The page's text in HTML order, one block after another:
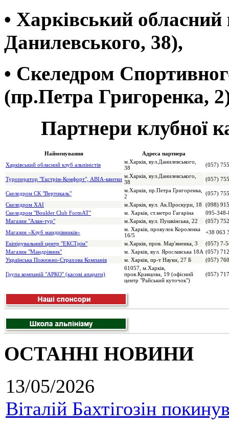
• Харківський обласний
Данилевського, 38),
• Скеледром
(пр.Петра Григоренка,
Партнери клубної
Найменування
Адреса партнера
Харківський обласний клуб альпіністів
м.Харків, вул.Данилевського,
38
(057)
Туроператор "Екстрім-Комфорт", АВІА-квитки м.Харків, вул.Данилевського,
38
(057)
Скеледром СК "Вертикаль"
м.Харків, пр.Петра Григоренка,
2
(057)
Скеледром ХАІ
м.Харків, вул. Ак.Проскури, 18
(098)
Скеледром "Boulder Club FormAT"
м. Харків, ст.метро Гагаріна
095-
Магазин "Алан-тур"
м.Харків, вул. Пушкінська, 22
(057)
Магазин «Клуб мандрівників»
м. Харків, провулок Короленка
16/5
+38 063
Екіпірувальний центр "ЕКСТрім"
м.Харків, пров. Мар'яненка, 3
(057) 7-
Магазин "Мандрівник"
м. Харків, вул. Ярославська 18А (057)
Українська Пожежно-Страхова Компанія
м. Харків, пр-т Науки, 27 Б (057)
Група компаній "АРКО" (касові апарати)
61057, м.Харків,
пров.Кравцова, 19 (офісний
центр "Райський куточок")
(057)
ОСТАННІ НОВИНИ
13/05/2026
Віталій Бахтігозін